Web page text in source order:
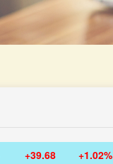
+39.68 +1.02%